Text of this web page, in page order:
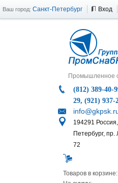
Ваш город: Санкт-Петербург Вход
Промышленное
(812) 389-40-
29, (921) 937-
194291
Петербург, пр.
72
Товаров в корзине: